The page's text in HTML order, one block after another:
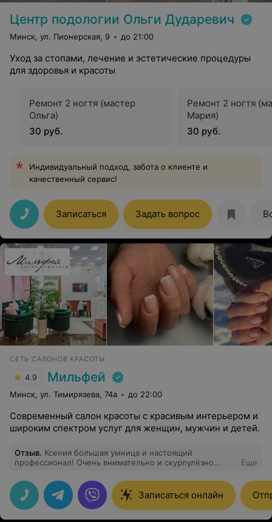
Центр подологии Ольги Дударевич
Минск, ул. Пионерская, 9 до 21:00
Уход за стопами, лечение и эстетические процедуры
для здоровья и красоты
Ремонт 2 ногтя (мастер
Ольга)
30 руб.
Ремонт 2 ногтя
Мария)
30 руб.
Индивидуальный подход, забота о клиенте и
качественный сервис!
Записаться Задать вопрос
СЕТЬ САЛОНОВ КРАСОТЫ
4.9 Мильфей
Минск, ул. Тимирязева, 74а до 22:00
Современный салон красоты с красивым интерьером и
широким спектром услуг для женщин, мужчин и детей.
Отзыв. Ксения большая умница и настоящий
профессионал! Очень внимательно и скурпулёзно
лучше выбрать в конкретном случае и делает ногти
идеальными!
Еще
Записаться онлайн